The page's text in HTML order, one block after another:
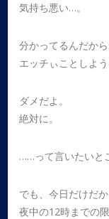
気持ち悪い…。
分かってるんだから
エッチぃことしよ
ダメだよ。
絶対に。
……って言いたいと
でも、今日だけだか
夜中の12時までの限